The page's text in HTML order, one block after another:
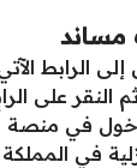
مساند
الرابط
النقر على
في منصة
في المملكة